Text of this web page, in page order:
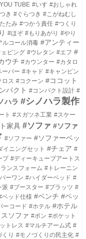
TUBE #いす #おしゃれ
き #ぐらつき #こがねむし
たみ #つかう責任 #つくり
#ほぞ #もりあがり #やり
ルコール消毒 #アンティー
ピング #ウレタン #エフ #
ウチ #カウンター #カタロ
ーパー #キャド #キャンピン
ロス #コクーン #ココット
パクト #コンパクト設計 #
ハラ #シノハラ製作
ト #スガツネ工業 #スケー
家具 #ソファ #ソファ
#ソファー #ソファーベッ
イニングセット #チェア #
プ #ディーキューブアートス
ンスフォーム #トレーニン
ーワン #ハイダーベッド #
派 #ブースター #プラッツ #
ベッド仕様 #ベンチ #ペッ
ーコード #ホテル #ホテル
ソファ #ボン #ポケット
トレス #マルチアーム式 #
り #モノづくりの民主化 #